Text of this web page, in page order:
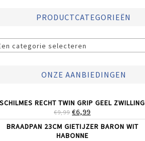
PRODUCTCATEGORIEËN
categorie selecteren
ONZE AANBIEDINGEN
SCHILMES RECHT TWIN GRIP GEEL ZWILLING
€9,99 OORSPRONKELIJKE
PRIJS
WAS:
€9,99.
€6,99
PRIJS
IS:
BRAADPAN 23CM GIETIJZER BARON WIT
HABONNE